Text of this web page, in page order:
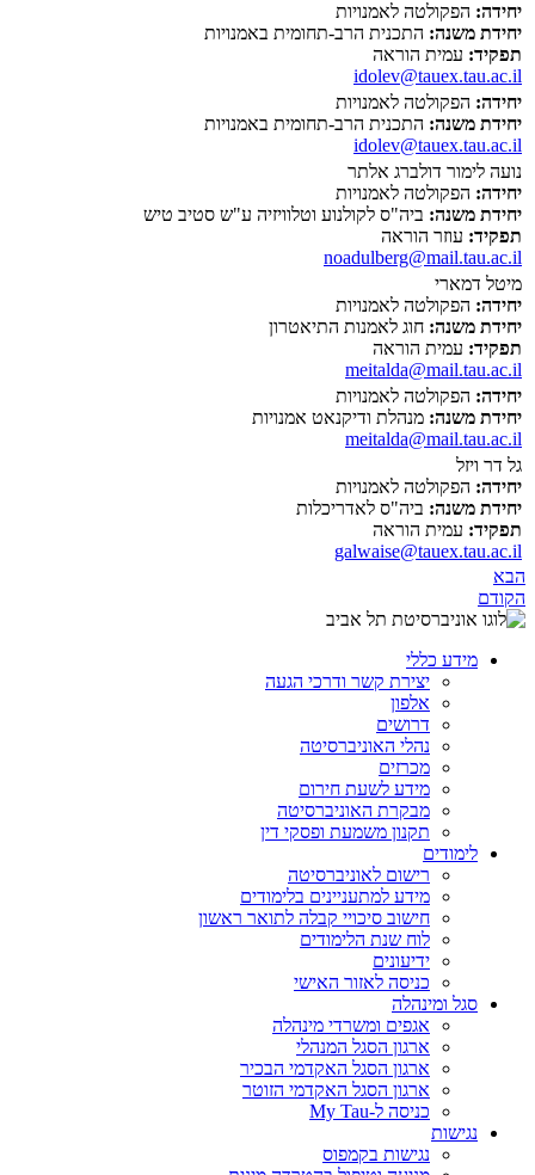
יחידה: הפקולטה לאמנויות
יחידת משנה: התכנית הרב-תחומית באמנויות
תפקיד: עמית הוראה
idolev@tauex.tau.ac.il
יחידה: הפקולטה לאמנויות
יחידת משנה: התכנית הרב-תחומית באמנויות
idolev@tauex.tau.ac.il
נועה לימור דולברג אלתר
יחידה: הפקולטה לאמנויות
יחידת משנה: ביה"ס לקולנוע וטלוויזיה ע"ש סטיב טיש
תפקיד: עוזר הוראה
noadulberg@mail.tau.ac.il
מיטל דמארי
יחידה: הפקולטה לאמנויות
יחידת משנה: חוג לאמנות התיאטרון
תפקיד: עמית הוראה
meitalda@mail.tau.ac.il
יחידה: הפקולטה לאמנויות
יחידת משנה: מנהלת ודיקנאט אמנויות
meitalda@mail.tau.ac.il
גל דר ויזל
יחידה: הפקולטה לאמנויות
יחידת משנה: ביה"ס לאדריכלות
תפקיד: עמית הוראה
galwaise@tauex.tau.ac.il
הבא
הקודם
מידע כללי
יצירת קשר ודרכי הגעה
אלפון
דרושים
נהלי האוניברסיטה
מכרזים
מידע לשעת חירום
מבקרת האוניברסיטה
תקנון משמעת ופסקי דין
לימודים
רישום לאוניברסיטה
מידע למתעניינים בלימודים
חישוב סיכויי קבלה לתואר ראשון
לוח שנת הלימודים
ידיעונים
כניסה לאזור האישי
סגל ומינהלה
אגפים ומשרדי מינהלה
ארגון הסגל המנהלי
ארגון הסגל האקדמי הבכיר
ארגון הסגל האקדמי הזוטר
כניסה ל-My Tau
נגישות
נגישות בקמפוס